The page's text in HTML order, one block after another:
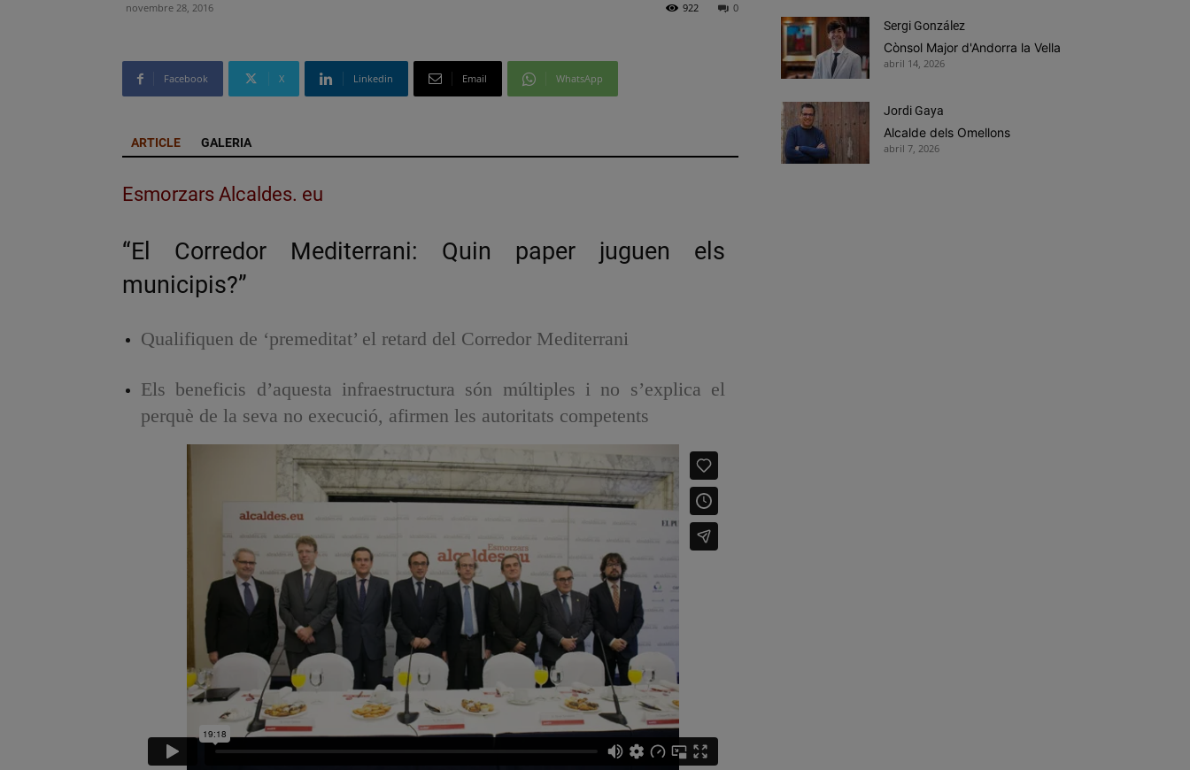
novembre 28, 2016 0
922
Facebook X Linkedin Email WhatsApp
ARTICLE GALERIA
Esmorzars Alcaldes. eu
“El Corredor Mediterrani: Quin paper juguen els
municipis?”
Qualifiquen de ‘premeditat’ el retard del Corredor Mediterrani
Els beneficis d’aquesta infraestructura són múltiples i no s’explica el
perquè de la seva no execució, afirmen les autoritats competents
Sergi González
Cònsol Major d'Andorra la Vella
abril 14, 2026
Jordi Gaya
Alcalde dels Omellons
abril 7, 2026